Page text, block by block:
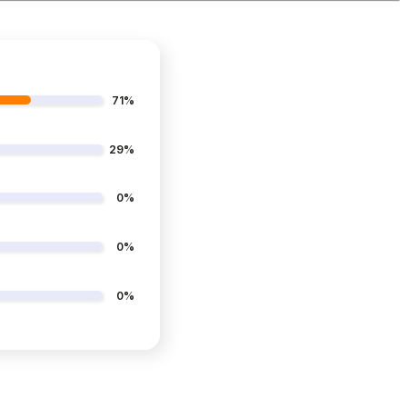
71%
29%
0%
0%
0%